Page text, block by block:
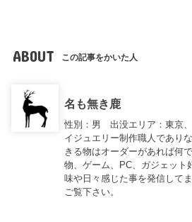
ABOUT この記事をかいた人
名も無き鹿
性別：男 出没エリア：東京
イジュエリー制作職人であり
きる物はオーダーがあれば何
物、ゲーム、PC、ガジェット
味や日々感じた事を発信して
ご覧下さい。